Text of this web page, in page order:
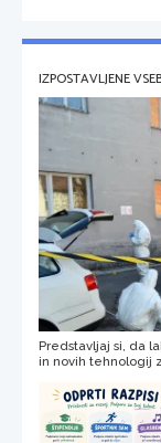
IZPOSTAVLJENE
Predstavljaj si, da
in novih tehnologij